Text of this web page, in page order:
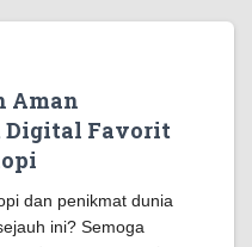
Aman
Digital Favorit
dan penikmat dunia
ini? Semoga